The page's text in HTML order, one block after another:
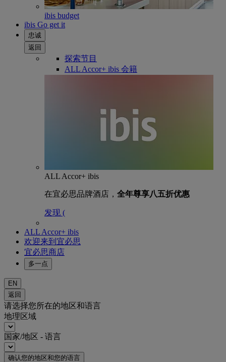
ibis budget
ibis Go get it
忠诚
返回
探索节目
ALL Accor+ ibis 会籍
ALL Accor+ ibis
在宜必思品牌酒店， 全年尊享八五折优惠
发现 (
ALL Accor+ ibis
欢迎来到宜必思
宜必思商店
多一点
EN
返回
请选择您所在的地区和语言
地理区域
国家/地区 - 语言
确认您的地区和您的语言